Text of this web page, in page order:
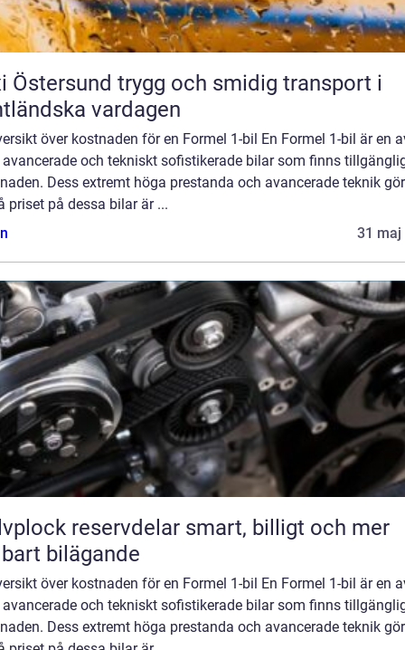
trygg och smidig transport i
vardagen
över kostnaden för en Formel 1-bil En Formel 1-bil är en
och tekniskt sofistikerade bilar som finns
Dess extremt höga prestanda och avancerade teknik
priset på dessa bilar är ...
31 maj
reservdelar smart, billigt och mer
bilägande
över kostnaden för en Formel 1-bil En Formel 1-bil är en
och tekniskt sofistikerade bilar som finns
Dess extremt höga prestanda och avancerade teknik